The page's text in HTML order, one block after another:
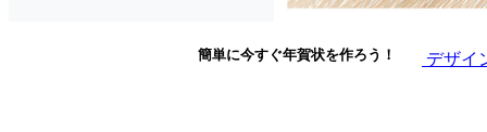
簡単に今すぐ年賀状を作ろう！ デザイ